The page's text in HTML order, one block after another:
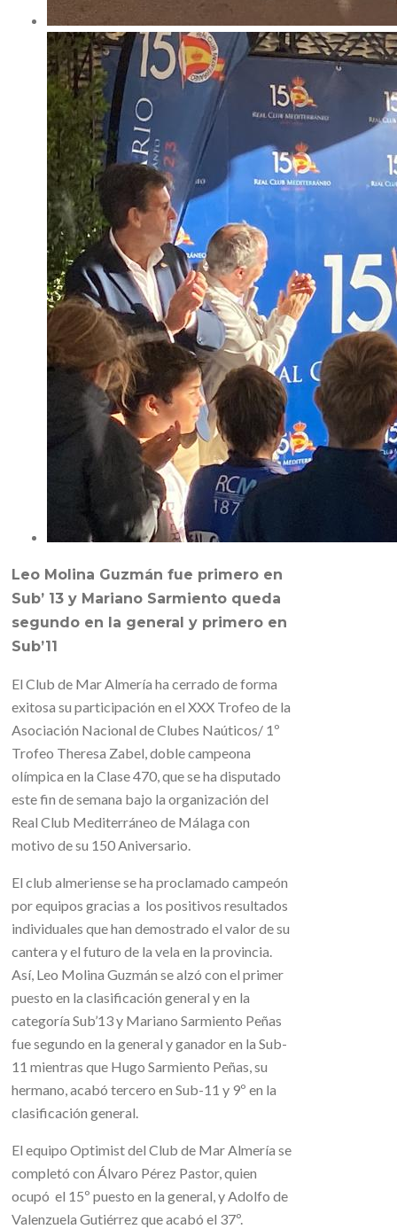
Leo Molina Guzmán fue primero en
Sub’ 13 y Mariano Sarmiento queda
segundo en la general y primero en
Sub’11
El Club de Mar Almería ha cerrado de forma
exitosa su participación en el XXX Trofeo de la
Asociación Nacional de Clubes Naúticos/ 1º
Trofeo Theresa Zabel, doble campeona
olímpica en la Clase 470, que se ha disputado
este fin de semana bajo la organización del
Real Club Mediterráneo de Málaga con
motivo de su 150 Aniversario.
El club almeriense se ha proclamado campeón
por equipos gracias a los positivos resultados
individuales que han demostrado el valor de su
cantera y el futuro de la vela en la provincia.
Así, Leo Molina Guzmán se alzó con el primer
puesto en la clasificación general y en la
categoría Sub’13 y Mariano Sarmiento Peñas
fue segundo en la general y ganador en la Sub-
11 mientras que Hugo Sarmiento Peñas, su
hermano, acabó tercero en Sub-11 y 9º en la
clasificación general.
El equipo Optimist del Club de Mar Almería se
completó con Álvaro Pérez Pastor, quien
ocupó el 15º puesto en la general, y Adolfo de
Valenzuela Gutiérrez que acabó el 37º.